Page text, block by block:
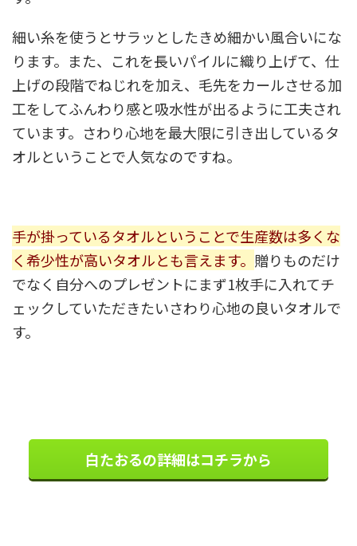
細い糸を使うとサラッとしたきめ細かい風合いにな
ります。また、これを長いパイルに織り上げて、仕
上げの段階でねじれを加え、毛先をカールさせる加
工をしてふんわり感と吸水性が出るように工夫され
ています。さわり心地を最大限に引き出しているタ
オルということで人気なのですね。
手が掛っているタオルということで生産数は多くな
く希少性が高いタオルとも言えます。 贈りものだけ
でなく自分へのプレゼントにまず1枚手に入れてチ
ェックしていただきたいさわり心地の良いタオルで
す。
白たおるの詳細はコチラから